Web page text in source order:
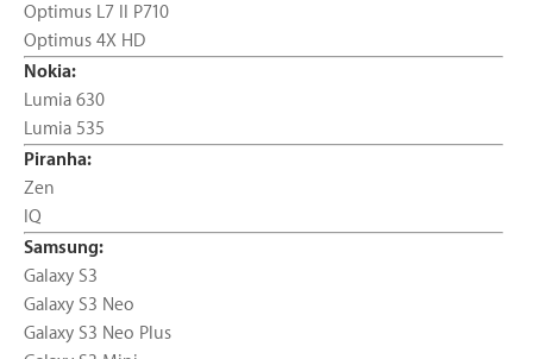
Optimus L7 II P710
Optimus 4X HD
Nokia:
Lumia 630
Lumia 535
Piranha:
Zen
IQ
Samsung:
Galaxy S3
Galaxy S3 Neo
Galaxy S3 Neo Plus